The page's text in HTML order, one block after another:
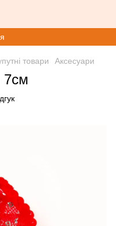
товари Аксесуари
7см